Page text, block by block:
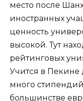
место после
иностранных
ценность
высокой. Тут
рейтинговых
Учится в Пекине
много
большинстве